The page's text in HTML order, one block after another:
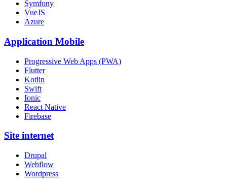
Symfony
VueJS
Azure
Application Mobile
Progressive Web Apps (PWA)
Flutter
Kotlin
Swift
Ionic
React Native
Firebase
Site internet
Drupal
Webflow
Wordpress